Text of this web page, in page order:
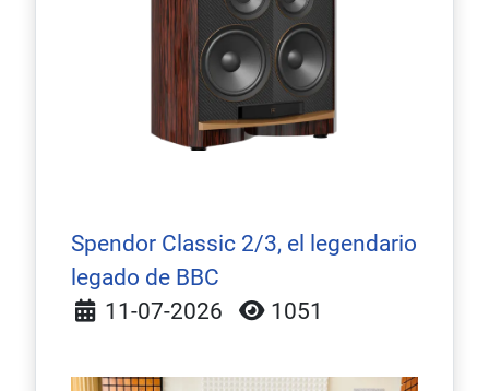
Spendor Classic 2/3, el legendario
legado de BBC
Detalles
11-07-2026 1051